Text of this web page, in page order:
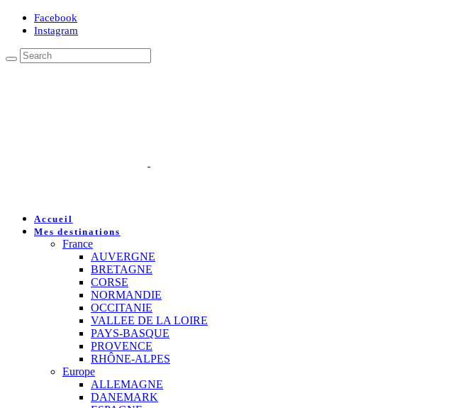
Facebook
Instagram
Accueil
Mes destinations
France
AUVERGNE
BRETAGNE
CORSE
NORMANDIE
OCCITANIE
VALLEE DE LA LOIRE
PAYS-BASQUE
PROVENCE
RHÔNE-ALPES
Europe
ALLEMAGNE
DANEMARK